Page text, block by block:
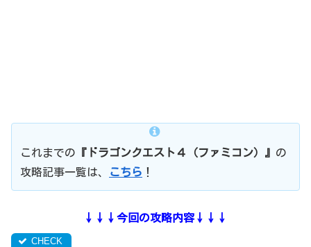
これまでの 『ドラゴンクエスト４（ファミコン）』 の
攻略記事一覧は、
こちら ！
↓↓↓今回の攻略内容↓↓↓